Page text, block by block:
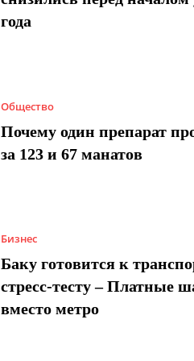
года
Общество
Почему один препарат
за 123 и 67 манатов
Бизнес
Баку готовится к
стресс-тесту – Платные
вместо метро